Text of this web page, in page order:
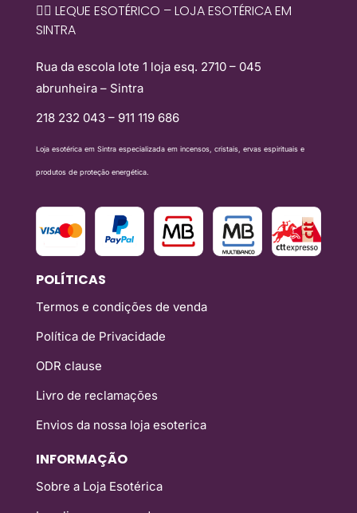
🧙‍♀️ LEQUE ESOTÉRICO – LOJA ESOTÉRICA EM
SINTRA
Rua da escola lote 1 loja esq. 2710 – 045
abrunheira – Sintra
218 232 043 – 911 119 686
Loja esotérica em Sintra especializada em incensos, cristais, ervas espirituais e
produtos de proteção energética.
POLÍTICAS
Termos e condições de venda
Política de Privacidade
ODR clause
Livro de reclamações
Envios da nossa loja esoterica
INFORMAÇÃO
Sobre a Loja Esotérica